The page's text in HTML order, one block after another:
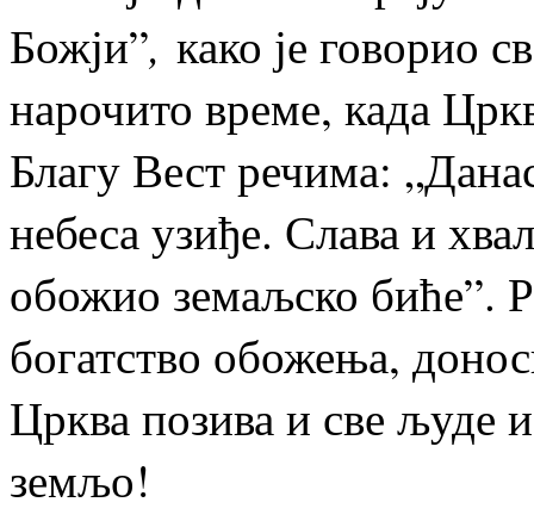
Божји”, како је говорио
нарочито време, када
Благу Вест речима:
небеса узиђе. Слава и
обожио земаљско биће”.
богатство обожења,
Црква позива и све људе
земљо!